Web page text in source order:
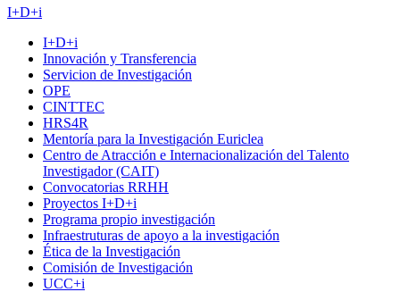
I+D+i
I+D+i
Innovación y Transferencia
Servicion de Investigación
OPE
CINTTEC
HRS4R
Mentoría para la Investigación Euriclea
Centro de Atracción e Internacionalización del Talento
Investigador (CAIT)
Convocatorias RRHH
Proyectos I+D+i
Programa propio investigación
Infraestruturas de apoyo a la investigación
Ética de la Investigación
Comisión de Investigación
UCC+i